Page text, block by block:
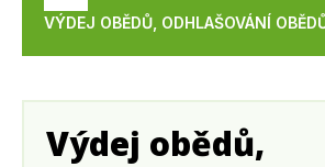
VÝDEJ OBĚDŮ, ODHLAŠOVÁNÍ
Výdej obědů,